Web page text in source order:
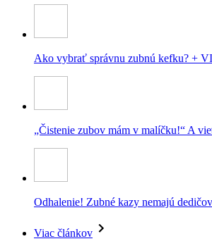
Ako vybrať správnu zubnú kefku? +
„Čistenie zubov mám v malíčku!“ A
Odhalenie! Zubné kazy nemajú
Viac článkov